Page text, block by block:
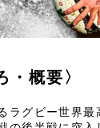
・概要〉
ラグビー世界